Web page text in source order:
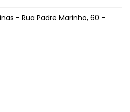
- Rua Padre Marinho, 60 -